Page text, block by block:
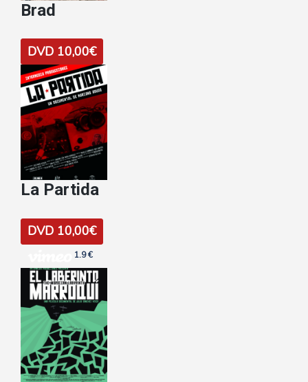
Brad
DVD 10,00€
La Partida
DVD 10,00€
1.9 €